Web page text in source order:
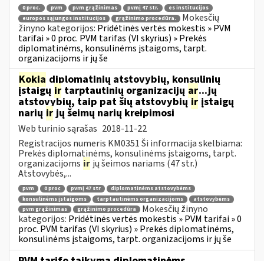
0 proc. pvm pvm grąžinimas pvmį 47 str.
es institucijos
europos sąjungos institucijos
grąžinimo procedūra.
Mokesčių
žinyno kategorijos: Pridėtinės vertės mokestis » PVM
tarifai » 0 proc. PVM tarifas (VI skyrius) » Prekės
diplomatinėms, konsulinėms įstaigoms, tarpt.
organizacijoms ir jų še
Kokia diplomatinių atstovybių, konsulinių
įstaigų ir tarptautinių organizacijų ar...jų
atstovybių, taip pat šių atstovybiųir įstaigų
narių irjų šeimų narių kreipimosi
Web turinio sąrašas 2018-11-22
Registracijos numeris KM0351 Ši informacija skelbiama:
Prekės diplomatinėms, konsulinėms įstaigoms, tarpt.
organizacijoms ir jų šeimos nariams (47 str.)
Atstovybės,...
pvm 0 proc pvmį 47 str
diplomatinėms atstovybėms
konsulinėms įstaigoms
tarptautinėms organizacijoms
atstovybėms
pvm grąžinimas
grąžinimo procedūra
Mokesčių žinyno
kategorijos: Pridėtinės vertės mokestis » PVM tarifai » 0
proc. PVM tarifas (VI skyrius) » Prekės diplomatinėms,
konsulinėms įstaigoms, tarpt. organizacijoms ir jų še